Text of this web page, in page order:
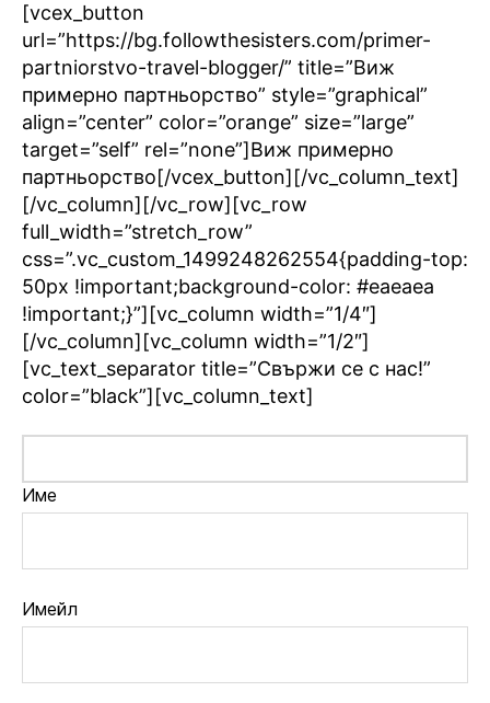
[vcex_button
url=”https://bg.followthesisters.com/primer-
partniorstvo-travel-blogger/” title=”Виж
примерно партньорство” style=”graphical”
align=”center” color=”orange” size=”large”
target=”self” rel=”none”]Виж примерно
партньорство[/vcex_button][/vc_column_text]
[/vc_column][/vc_row][vc_row
full_width=”stretch_row”
css=”.vc_custom_1499248262554{padding-top:
50px !important;background-color: #eaeaea
!important;}”][vc_column width=”1/4″]
[/vc_column][vc_column width=”1/2″]
[vc_text_separator title=”Свържи се с нас!”
color=”black”][vc_column_text]
Име
Имейл